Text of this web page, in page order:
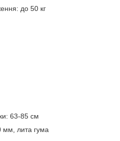
до 50 кг
63-85 см
мм, лита гума